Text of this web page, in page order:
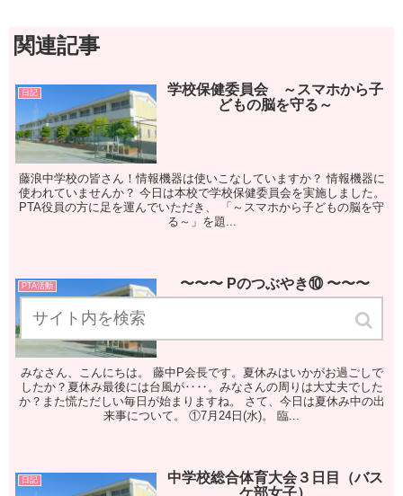
関連記事
日記
学校保健委員会 ～スマホから子
どもの脳を守る～
藤浪中学校の皆さん！情報機器は使いこなしていますか？ 情報機器に
使われていませんか？ 今日は本校で学校保健委員会を実施しました。
PTA役員の方に足を運んでいただき、 「～スマホから子どもの脳を守
る～」を題...
PTA活動 〜〜〜 Pのつぶやき⑩ 〜〜〜
みなさん、こんにちは。 藤中P会長です。夏休みはいかがお過ごしで
したか？夏休み最後には台風が‥‥。みなさんの周りは大丈夫でした
か？また慌ただしい毎日が始まりますね。 さて、今日は夏休み中の出
来事について。 ①7月24日(水)。 臨...
日記
中学校総合体育大会３日目（バス
ケ部女子）